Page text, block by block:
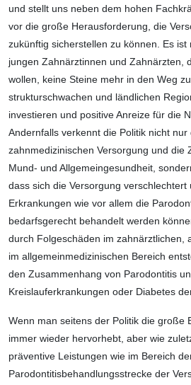
und stellt uns neben dem hohen
vor die große Herausforderung, die
zukünftig sicherstellen zu können. Es ist
jungen Zahnärztinnen und Zahnärzten,
wollen, keine Steine mehr in den Weg
strukturschwachen und ländlichen
investieren und positive Anreize für die
Andernfalls verkennt die Politik nicht
zahnmedizinischen Versorgung und die
Mund- und Allgemeingesundheit,
dass sich die Versorgung
Erkrankungen wie vor allem die
bedarfsgerecht behandelt werden
durch Folgeschäden im zahnärztlichen,
im allgemeinmedizinischen Bereich
den Zusammenhang von Parodontitis
Kreislauferkrankungen oder Diabetes
Wenn man seitens der Politik die große
immer wieder hervorhebt, aber wie
präventive Leistungen wie im Bereich
Parodontitisbehandlungsstrecke der